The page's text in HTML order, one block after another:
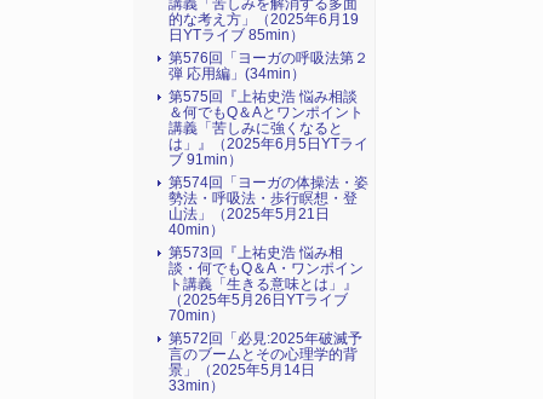
講義「苦しみを解消する多面
的な考え方」（2025年6月19
日YTライブ 85min）
第576回「ヨーガの呼吸法第２
弾 応用編」(34min）
第575回『上祐史浩 悩み相談
＆何でもQ＆Aとワンポイント
講義「苦しみに強くなると
は」』（2025年6月5日YTライ
ブ 91min）
第574回「ヨーガの体操法・姿
勢法・呼吸法・歩行瞑想・登
山法」（2025年5月21日
40min）
第573回『上祐史浩 悩み相
談・何でもQ＆A・ワンポイン
ト講義「生きる意味とは」』
（2025年5月26日YTライブ
70min）
第572回「必見:2025年破滅予
言のブームとその心理学的背
景」（2025年5月14日
33min）